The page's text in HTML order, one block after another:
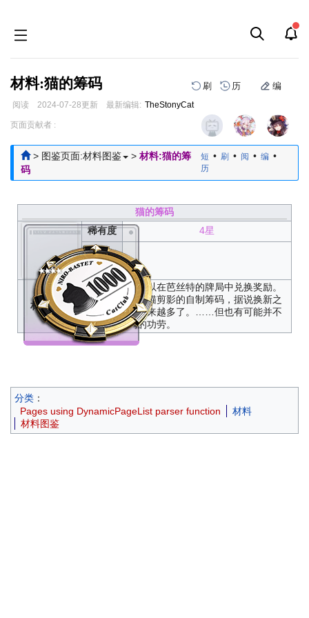
材料:猫的筹码 刷 历 编
阅读 2024-07-28更新 最新编辑: TheStonyCat
跳
导
跳
搜
页面贡献者 :
> 图鉴页面:材料图鉴 > 材料:猫的筹
码
短 • 刷 • 阅 • 编 •
历
猫的筹码
稀有度
4星
获取方
式
材料描述
牌局筹码，可以在芭丝特的牌局中兑换奖励。
——印上了猫猫剪影的自制筹码，据说换新之
后参与的人越来越多了。……但也有可能并不
是只是筹码的功劳。
分类 ：
Pages using DynamicPageList parser function
材料
材料图鉴